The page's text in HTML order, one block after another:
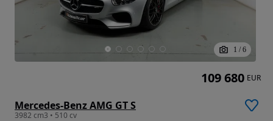
1 / 6
Mercedes-Benz AMG GT S
3982 cm3 • 510 cv
109 680 EUR